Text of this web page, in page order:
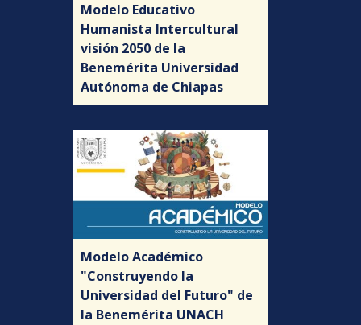
Modelo Educativo
Humanista Intercultural
visión 2050 de la
Benemérita Universidad
Autónoma de Chiapas
Modelo Académico
"Construyendo la
Universidad del Futuro" de
la Benemérita UNACH